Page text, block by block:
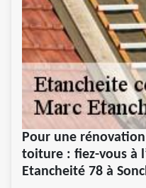
Pour une
toiture : fiez-vous à
Etancheité 78 à